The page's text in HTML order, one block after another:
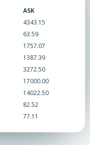
ASK
4343.15
63.59
1757.07
1387.39
3272.50
17000.00
14022.50
82.52
77.11